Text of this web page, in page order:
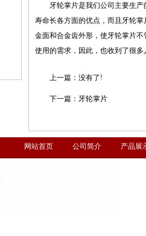
牙轮掌片是我们公司主要生
寿命长各方面的优点，而且牙轮
金面和合金齿外形，使牙轮掌片
使用的需求，因此，也收到了很
上一篇： 没有了!
下一篇： 牙轮掌片
网站首页 公司简介 产品展